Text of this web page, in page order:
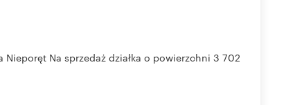
Nieporęt Na sprzedaż działka o powierzchni 3 702